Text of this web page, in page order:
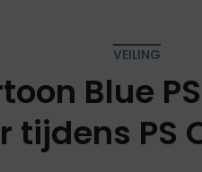
VEILING
Blue
tijdens PS